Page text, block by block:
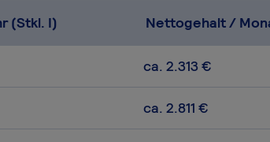
(Stkl. I) Nettogehalt /
ca. 2.313 €
ca. 2.811 €